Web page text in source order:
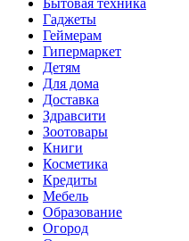
Гаджеты
Геймерам
Гипермаркет
Детям
Для дома
Доставка
Здравсити
Зоотовары
Книги
Косметика
Кредиты
Мебель
Образование
Огород